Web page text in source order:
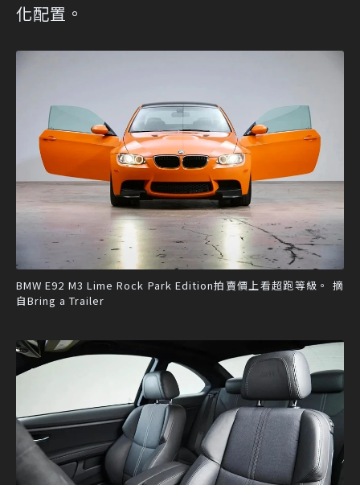
化配置。
BMW E92 M3 Lime Rock Park Edition拍賣價上看超跑等級。 摘
自Bring a Trailer